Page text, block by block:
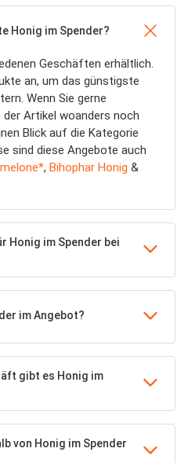
Honig im Spender?
Geschäften erhältlich.
an, um das günstigste
Wenn Sie gerne
Artikel woanders noch
Blick auf die Kategorie
sind diese Angebote auch
, Bihophar Honig &
Honig im Spender bei
im Angebot?
gibt es Honig im
von Honig im Spender